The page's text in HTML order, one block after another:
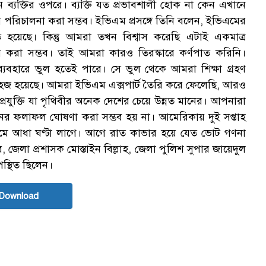
ওপরে। ব্যক্তি যত প্রভাবশালী হোক না কেন এখানে
করা সম্ভব। ইভিএম প্রসঙ্গে তিনি বলেন, ইভিএমের
কিন্তু আমরা তখন বিশ্বাস করেছি এটাই একমাত্র
করা সম্ভব। তাই আমরা কারও তিরস্কারে কর্ণপাত করিনি।
ভুল হতেই পারে। সে ভুল থেকে আমরা শিক্ষা গ্রহণ
আমরা ইভিএম এক্সপার্ট তৈরি করে ফেলেছি, আরও
যা পৃথিবীর অনেক দেশের চেয়ে উন্নত মানের। আপনারা
ফলাফল ঘোষণা করা সম্ভব হয় না। আমেরিকায় দুই সপ্তাহ
আধা ঘণ্টা লাগে। আগে রাত কাভার হয়ে যেত ভোট গণনা
জেলা প্রশাসক মোস্তাইন বিল্লাহ, জেলা পুলিশ সুপার জায়েদুল
ছিলেন।